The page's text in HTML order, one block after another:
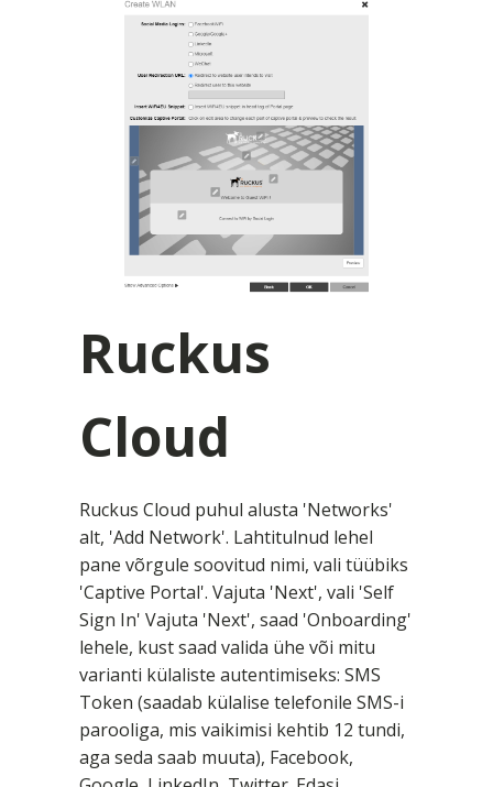
Ruckus
Cloud
Ruckus Cloud puhul alusta 'Networks'
alt, 'Add Network'. Lahtitulnud lehel
pane võrgule soovitud nimi, vali tüübiks
'Captive Portal'. Vajuta 'Next', vali 'Self
Sign In' Vajuta 'Next', saad 'Onboarding'
lehele, kust saad valida ühe või mitu
varianti külaliste autentimiseks: SMS
Token (saadab külalise telefonile SMS-i
parooliga, mis vaikimisi kehtib 12 tundi,
aga seda saab muuta), Facebook,